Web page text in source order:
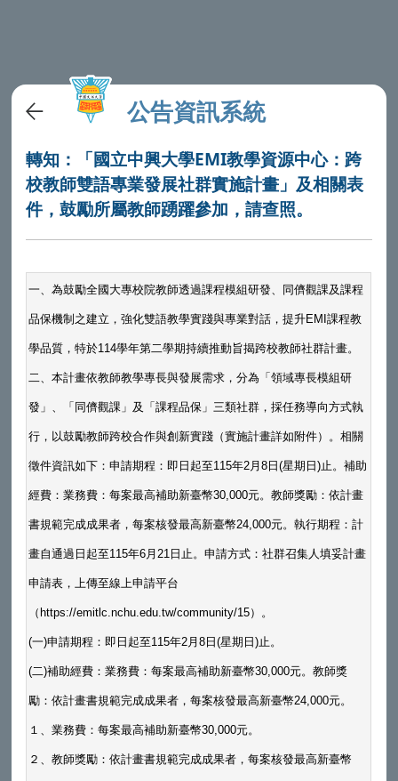
公告資訊系統
轉知：「國立中興大學EMI教學資源中心：跨
校教師雙語專業發展社群實施計畫」及相關表
件，鼓勵所屬教師踴躍參加，請查照。
一、為鼓勵全國大專校院教師透過課程模組研發、同儕觀課及課程
品保機制之建立，強化雙語教學實踐與專業對話，提升EMI課程教
學品質，特於114學年第二學期持續推動旨揭跨校教師社群計畫。
二、本計畫依教師教學專長與發展需求，分為「領域專長模組研
發」、「同儕觀課」及「課程品保」三類社群，採任務導向方式執
行，以鼓勵教師跨校合作與創新實踐（實施計畫詳如附件）。相關
徵件資訊如下：申請期程：即日起至115年2月8日(星期日)止。補助
經費：業務費：每案最高補助新臺幣30,000元。教師獎勵：依計畫
書規範完成成果者，每案核發最高新臺幣24,000元。執行期程：計
畫自通過日起至115年6月21日止。申請方式：社群召集人填妥計畫
申請表，上傳至線上申請平台
（https://emitlc.nchu.edu.tw/community/15）。
(一)申請期程：即日起至115年2月8日(星期日)止。
(二)補助經費：業務費：每案最高補助新臺幣30,000元。教師獎
勵：依計畫書規範完成成果者，每案核發最高新臺幣24,000元。
１、業務費：每案最高補助新臺幣30,000元。
２、教師獎勵：依計畫書規範完成成果者，每案核發最高新臺幣